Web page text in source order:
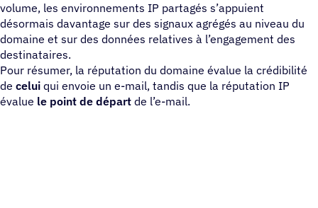
volume, les environnements IP partagés s’appuient
désormais davantage sur des signaux agrégés au niveau du
domaine et sur des données relatives à l’engagement des
destinataires.
Pour résumer, la réputation du domaine évalue la crédibilité
de celui qui envoie un e-mail, tandis que la réputation IP
évalue le point de départ de l’e-mail.